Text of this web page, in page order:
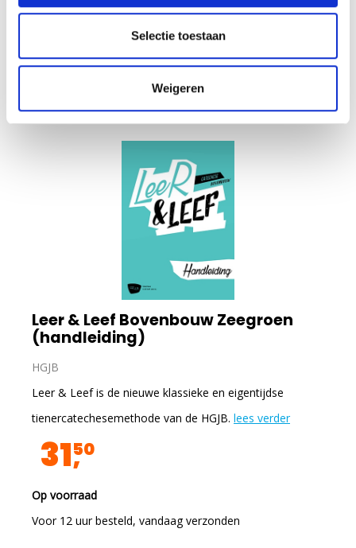
Selectie toestaan
Weigeren
Op voorraad
Voor 12 uur besteld, vandaag verzonden
In winkelmandje
Leer & Leef Bovenbouw Zeegroen
(handleiding)
HGJB
Leer & Leef is de nieuwe klassieke en eigentijdse
tienercatechesemethode van de HGJB. lees verder
3150
Op voorraad
Voor 12 uur besteld, vandaag verzonden